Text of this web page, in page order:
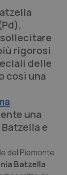
sollecitare
rigorosi
delle
così una
una
e
del Piemonte
Batzella